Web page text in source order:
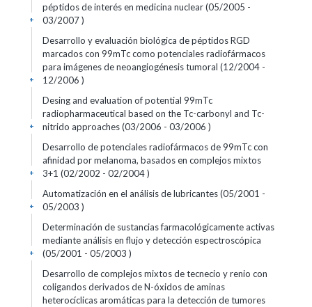
péptidos de interés en medicina nuclear (05/2005 -
03/2007 )
+
Desarrollo y evaluación biológica de péptidos RGD
marcados con 99mTc como potenciales radiofármacos
para imágenes de neoangiogénesis tumoral (12/2004 -
12/2006 )
+
Desing and evaluation of potential 99mTc
radiopharmaceutical based on the Tc-carbonyl and Tc-
nitrido approaches (03/2006 - 03/2006 )
+
Desarrollo de potenciales radiofármacos de 99mTc con
afinidad por melanoma, basados en complejos mixtos
3+1 (02/2002 - 02/2004 )
+
Automatización en el análisis de lubricantes (05/2001 -
05/2003 )
+
Determinación de sustancias farmacológicamente activas
mediante análisis en flujo y detección espectroscópica
(05/2001 - 05/2003 )
+
Desarrollo de complejos mixtos de tecnecio y renio con
coligandos derivados de N-óxidos de aminas
heterocíclicas aromáticas para la detección de tumores